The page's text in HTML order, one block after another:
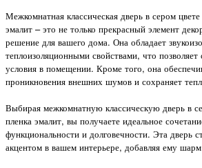
Межкомнатная классическая дверь в сером
эмалит – это не только прекрасный элемент
решение для вашего дома. Она обладает
теплоизоляционными свойствами, что
условия в помещении. Кроме того, она
проникновения внешних шумов и сохраняет
Выбирая межкомнатную классическую дверь в
пленка эмалит, вы получаете идеальное
функциональности и долговечности. Эта дверь
акцентом в вашем интерьере, добавляя ему шарм